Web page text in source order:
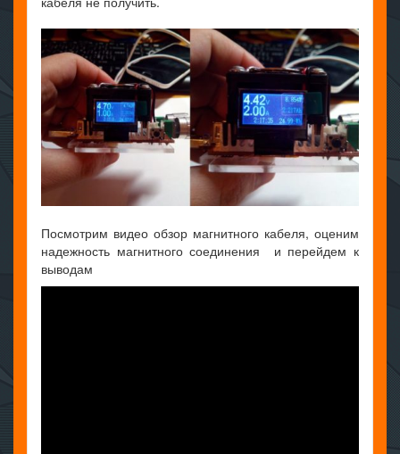
Посмотрим видео обзор магнитного кабеля, оценим
надежность магнитного соединения и перейдем к
выводам